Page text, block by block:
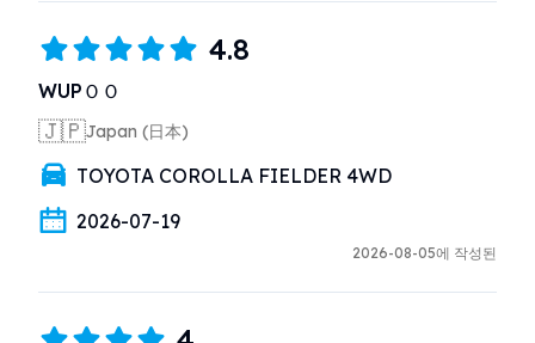
4.8
WUPＯＯ
🇯🇵Japan (日本)
TOYOTA COROLLA FIELDER 4WD
2026-07-19
2026-08-05에 작성된